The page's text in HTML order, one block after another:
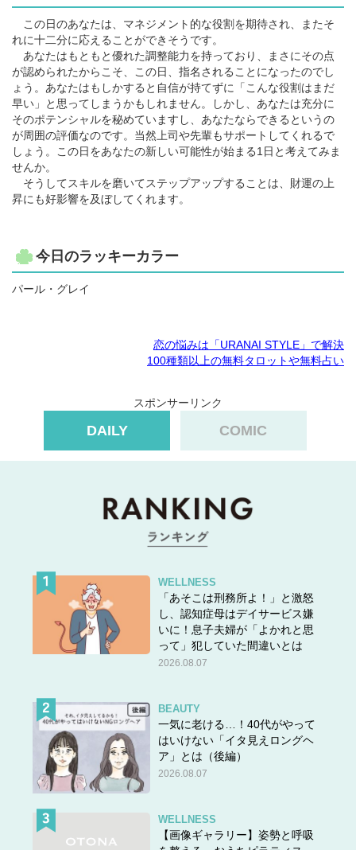
この日のあなたは、マネジメント的な役割を期待され、またそ
れに十二分に応えることができそうです。
あなたはもともと優れた調整能力を持っており、まさにその点
が認められたからこそ、この日、指名されることになったのでし
ょう。あなたはもしかすると自信が持てずに「こんな役割はまだ
早い」と思ってしまうかもしれません。しかし、あなたは充分に
そのポテンシャルを秘めていますし、あなたならできるというの
が周囲の評価なのです。当然上司や先輩もサポートしてくれるで
しょう。この日をあなたの新しい可能性が始まる1日と考えてみま
せんか。
そうしてスキルを磨いてステップアップすることは、財運の上
昇にも好影響を及ぼしてくれます。
今日のラッキーカラー
パール・グレイ
恋の悩みは「URANAI STYLE」で解決
100種類以上の無料タロットや無料占い
スポンサーリンク
DAILY COMIC
WELLNESS
「あそこは刑務所よ！」と激怒
し、認知症母はデイサービス嫌
いに！息子夫婦が「よかれと思
って」犯していた間違いとは
2026.08.07
BEAUTY
一気に老ける…！40代がやって
はいけない「イタ見えロングヘ
ア」とは（後編）
2026.08.07
WELLNESS
【画像ギャラリー】姿勢と呼吸